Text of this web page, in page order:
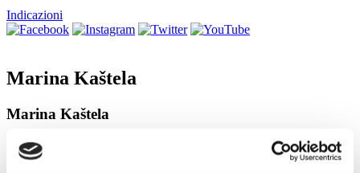
Indicazioni
Marina Kaštela
Marina Kaštela
Obala kralja Tomislava
g.43° 32' 47.55" N, 16° 24' 09.96" E